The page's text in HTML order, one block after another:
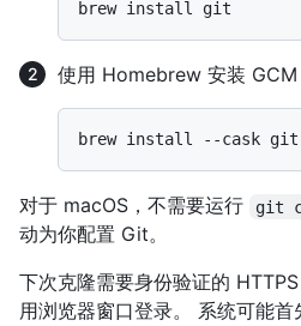
使用 Homebrew 安装 GCM
对于 macOS，不需要运行 git
动为你配置 Git。
下次克隆需要身份验证的
用浏览器窗口登录。 系统可能